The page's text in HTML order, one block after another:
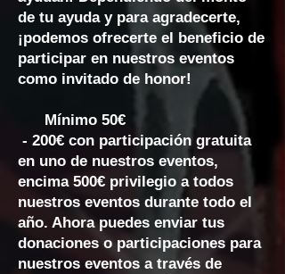
de tu ayuda y para agradecerte,
¡podemos ofrecerte el beneficio de
participar en nuestros eventos
como invitado de honor!
Mínimo 50€
- 200€ con participación gratuita
en uno de nuestros eventos,
encima 500€ privilegio a todos
nuestros eventos durante todo el
año. Ahora puedes enviar tus
donaciones o participaciones para
nuestros eventos a través de